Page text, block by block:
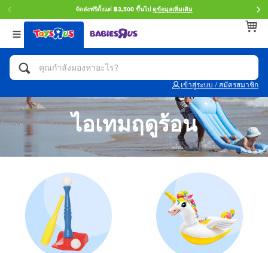
จัดส่งฟรีตั้งแต่ ฿3,500 ขึ้นไป ดูข้อมูลเพิ่มเติม
เข้าสู่ระบบ / สมัครสมาชิก
กลับ
หมวดหมู่
แอคชั่นฟิกเกอร์ และการสวมบทบาทเป็นฮีโร่
จักรยาน สกู๊ตเตอร์ และรถขาไถ
และรีโมทบังคับ
กิจกรรมและงานคราฟท์
ตุ๊กตาและของสะสม
กลับ
แบรนด์
Toy Story ทอย สตอรี่
Super Mario ซูเปอร์ มาริโอ้
LEGOเลโก้
Blokees บล็อคคีส์
Zuru ซูรู
กลับ
Age
0~2 ปี
3~4 ปี
8~11 ปี
12~14 ปี
14+ ปี
ไอเทมฤดูร้อน